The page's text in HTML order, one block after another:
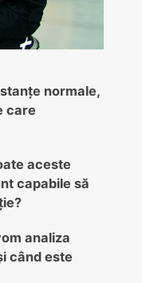
normale,
care
aceste
capabile să
analiza
când este